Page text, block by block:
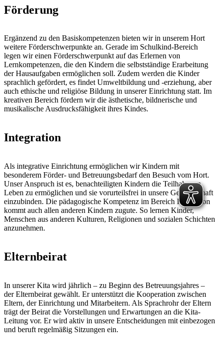
Förderung
Ergänzend zu den Basiskompetenzen bieten wir in unserem Hort
weitere Förderschwerpunkte an. Gerade im Schulkind-Bereich
legen wir einen Förderschwerpunkt auf das Erlernen von
Lernkompetenzen, die den Kindern die selbstständige Erarbeitung
der Hausaufgaben ermöglichen soll. Zudem werden die Kinder
sprachlich gefördert, es findet Umweltbildung und -erziehung, aber
auch ethische und religiöse Bildung in unserer Einrichtung statt. Im
kreativen Bereich fördern wir die ästhetische, bildnerische und
musikalische Ausdrucksfähigkeit ihres Kindes.
Integration
Als integrative Einrichtung ermöglichen wir Kindern mit
besonderem Förder- und Betreuungsbedarf den Besuch vom Hort.
Unser Anspruch ist es, benachteiligten Kindern die Teilhabe am
Leben zu ermöglichen und sie vorurteilsfrei in unsere Gemeinschaft
einzubinden. Die pädagogische Kompetenz im Bereich Integration
kommt auch allen anderen Kindern zugute. So lernen Kinder,
Menschen aus anderen Kulturen, Religionen und sozialen Schichten
anzunehmen.
Elternbeirat
In unserer Kita wird jährlich – zu Beginn des Betreuungsjahres –
der Elternbeirat gewählt. Er unterstützt die Kooperation zwischen
Eltern, der Einrichtung und Mitarbeitern. Als Sprachrohr der Eltern
trägt der Beirat die Vorstellungen und Erwartungen an die Kita-
Leitung vor. Er wird aktiv in unsere Entscheidungen mit einbezogen
und beruft regelmäßig Sitzungen ein.